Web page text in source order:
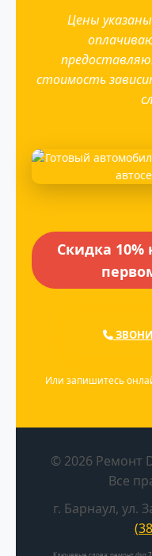
Цены
стоимость
Скидка 10%
Или запишитесь
© 2026 Ремонт
Все
г. Барнаул, ул.